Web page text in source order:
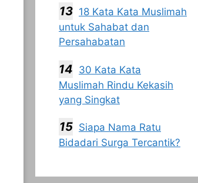
18 Kata Kata Muslimah
untuk Sahabat dan
Persahabatan
30 Kata Kata
Muslimah Rindu Kekasih
yang Singkat
Siapa Nama Ratu
Bidadari Surga Tercantik?